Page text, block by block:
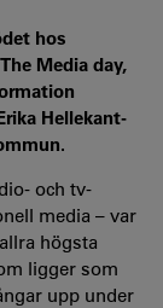
hos
Media day,
Hellekant-
och tv-
media – var
högsta
ligger som
upp under